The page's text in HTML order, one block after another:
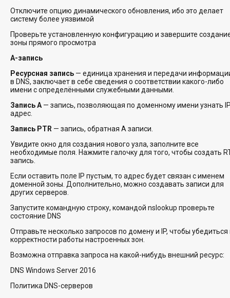
Отключите опцию динамического обновления, ибо это делает
систему более уязвимой
Проверьте установленную конфигурацию и завершите
зоны прямого просмотра
А-запись
Ресурсная запись — единица хранения и передачи
в DNS, заключает в себе сведения о соответствии какого-либо
имени с определёнными служебными данными.
Запись A — запись, позволяющая по доменному имени узнать
адрес.
Запись PTR — запись, обратная A записи.
Увидите окно для создания нового узла, заполните все
необходимые поля. Нажмите галочку для того, чтобы создать
запись.
Если оставить поле IP пустым, то адрес будет связан с именем
доменной зоны. Дополнительно, можно создавать записи для
других серверов.
Запустите командную строку, командой nslookup проверьте
состояние DNS
Отправьте несколько запросов по домену и IP, чтобы убедиться
корректности работы настроенных зон.
Возможна отправка запроса на какой-нибудь внешний ресурс:
DNS Windows Server 2016
Политика DNS-серверов